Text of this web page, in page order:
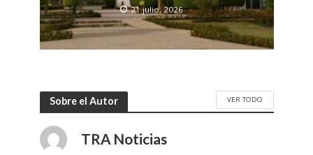
21 julio, 2026
Sobre el Autor VER TODO
TRA Noticias